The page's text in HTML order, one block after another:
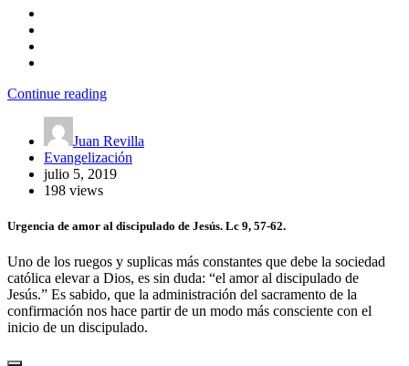
Continue reading
Juan Revilla
Evangelización
julio 5, 2019
198 views
Urgencia de amor al discipulado de Jesús. Lc 9, 57-62.
Uno de los ruegos y suplicas más constantes que debe la sociedad
católica elevar a Dios, es sin duda: “el amor al discipulado de
Jesús.” Es sabido, que la administración del sacramento de la
confirmación nos hace partir de un modo más consciente con el
inicio de un discipulado.